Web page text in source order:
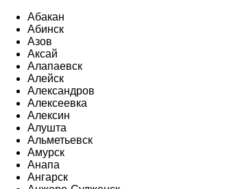
Абакан
Абинск
Азов
Аксай
Алапаевск
Алейск
Александров
Алексеевка
Алексин
Алушта
Альметьевск
Амурск
Анапа
Ангарск